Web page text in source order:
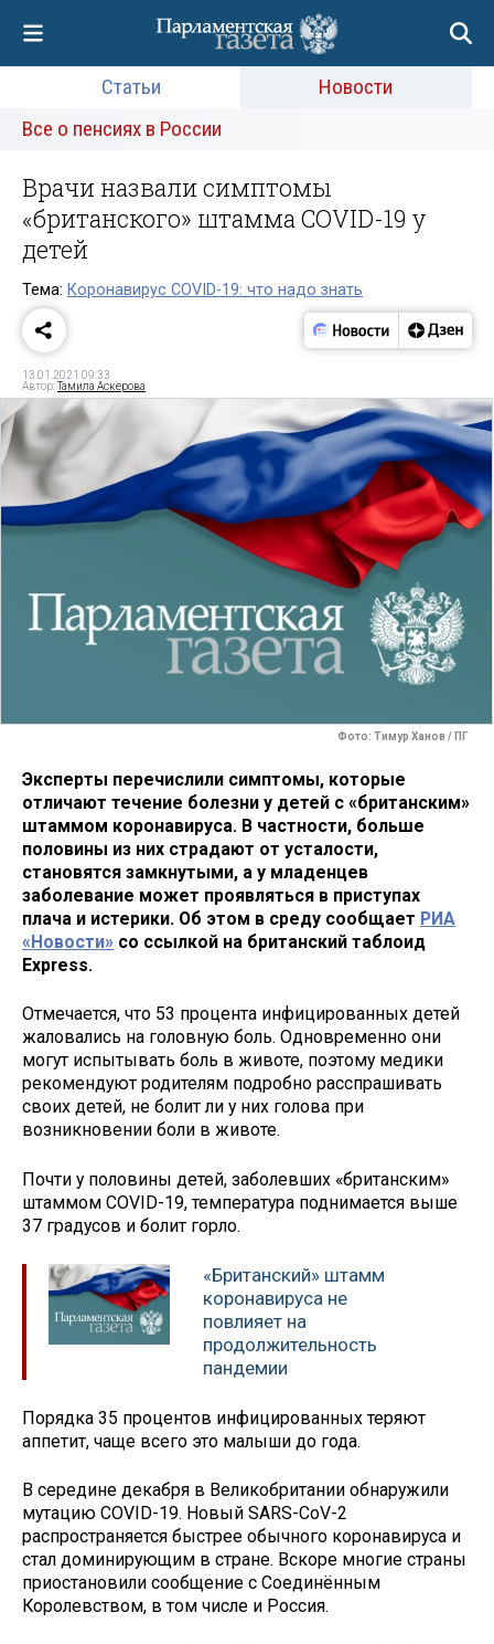
Статьи
Новости
Все о пенсиях в России
Врачи назвали симптомы
«британского» штамма COVID-19 у
детей
Тема: Коронавирус COVID-19: что надо знать
13.01.2021 09:33
Автор:Тамила Аскерова
Фото: Тимур Ханов / ПГ
Эксперты перечислили симптомы, которые
отличают течение болезни у детей с «британским»
штаммом коронавируса. В частности, больше
половины из них страдают от усталости,
становятся замкнутыми, а у младенцев
заболевание может проявляться в приступах
плача и истерики. Об этом в среду сообщает РИА
«Новости» со ссылкой на британский таблоид
Express.
Отмечается, что 53 процента инфицированных детей
жаловались на головную боль. Одновременно они
могут испытывать боль в животе, поэтому медики
рекомендуют родителям подробно расспрашивать
своих детей, не болит ли у них голова при
возникновении боли в животе.
Почти у половины детей, заболевших «британским»
штаммом COVID-19, температура поднимается выше
37 градусов и болит горло.
«Британский» штамм
коронавируса не
повлияет на
продолжительность
пандемии
Порядка 35 процентов инфицированных теряют
аппетит, чаще всего это малыши до года.
В середине декабря в Великобритании обнаружили
мутацию COVID-19. Новый SARS-CoV-2
распространяется быстрее обычного коронавируса и
стал доминирующим в стране. Вскоре многие страны
приостановили сообщение с Соединённым
Королевством, в том числе и Россия.